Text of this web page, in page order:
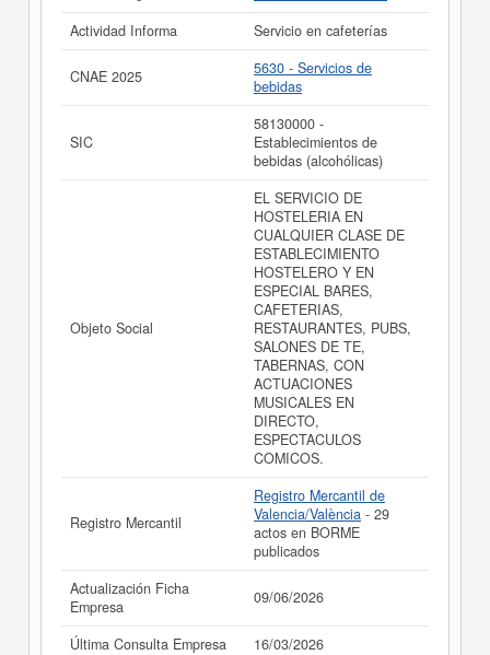
cuentas de resultados disponibles.
La última actualización del informe de empresa se ha
realizado el 09/06/2026.
Actividad Informa
Servicio en cafeterías
CNAE 2025
5630 - Servicios de
bebidas
SIC
58130000 -
Establecimientos de
bebidas (alcohólicas)
Objeto Social
EL SERVICIO DE
HOSTELERIA EN
CUALQUIER CLASE DE
ESTABLECIMIENTO
HOSTELERO Y EN
ESPECIAL BARES,
CAFETERIAS,
RESTAURANTES, PUBS,
SALONES DE TE,
TABERNAS, CON
ACTUACIONES
MUSICALES EN
DIRECTO,
ESPECTACULOS
COMICOS.
Registro Mercantil
Registro Mercantil de
Valencia/València - 29
actos en BORME
publicados
Actualización Ficha
Empresa
09/06/2026
Última Consulta Empresa
16/03/2026